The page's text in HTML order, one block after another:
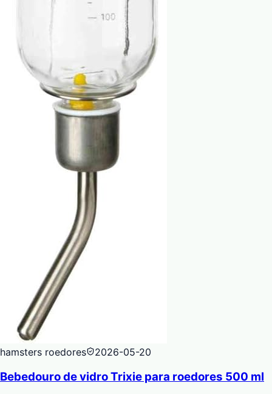
hamsters roedores 2026-05-20
Bebedouro de vidro Trixie para roedores 500 ml